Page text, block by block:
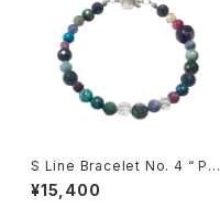
S Line Bracelet No. 4 “ Poi
full “
¥15,400